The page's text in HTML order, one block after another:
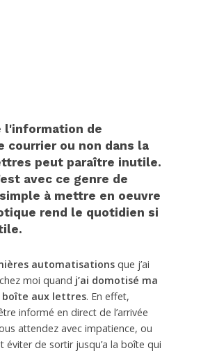
l'information de
courrier ou non dans la
peut paraître inutile.
avec ce genre de
à mettre en oeuvre
rend le quotidien si
automatisationsque j’ai
moi quand j’ai domotisé ma
boîte aux lettres. En effet,
informé en direct de l’arrivée
attendez avec impatience, ou
éviter de sortir jusqu’a la boîte qui